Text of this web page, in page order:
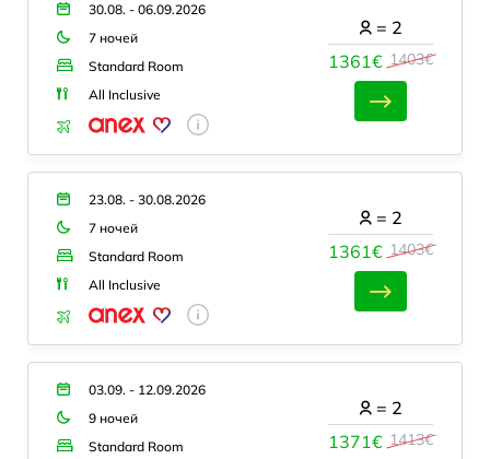
30.08. - 06.09.2026
7 ночей
Standard Room
All Inclusive
1361€ 1403€
= 2
23.08. - 30.08.2026
7 ночей
Standard Room
All Inclusive
1361€ 1403€
= 2
03.09. - 12.09.2026
9 ночей
Standard Room
1371€ 1413€
= 2